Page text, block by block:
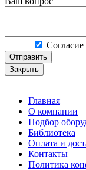
Согласие
Отправить
Закрыть
Главная
О компании
Подбор
Библиотека
Оплата и
Контакты
Политика